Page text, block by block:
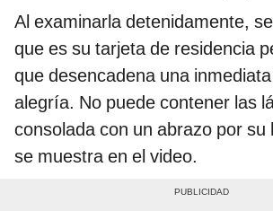
Al examinarla detenidamente,
que es su tarjeta de residencia
que desencadena una
alegría. No puede contener las
consolada con un abrazo por su
se muestra en el video.